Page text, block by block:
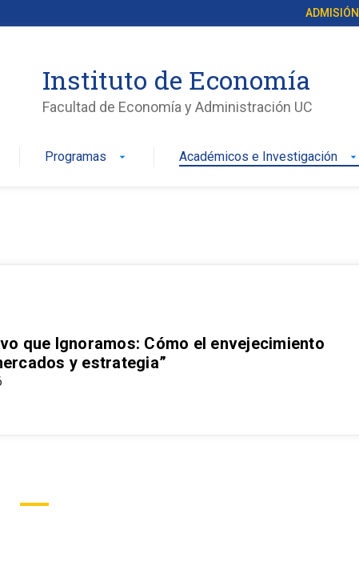
ADMISIÓN
Instituto de Economía
Facultad de Economía y Administración UC
Programas arrow_drop_down Académicos e Investigación arrow_drop_down
que Ignoramos: Cómo el envejecimiento
y estrategia”